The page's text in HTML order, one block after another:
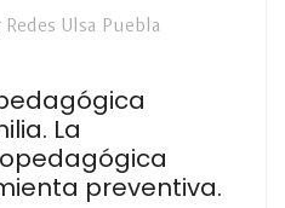
Redes Ulsa Puebla
La
preventiva.